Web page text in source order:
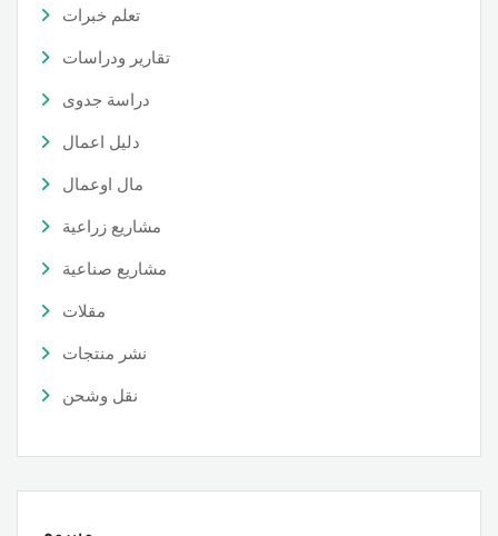
تعلم خبرات
تقارير ودراسات
دراسة جدوى
دليل اعمال
مال اوعمال
مشاريع زراعية
مشاريع صناعية
مقلات
نشر منتجات
نقل وشحن